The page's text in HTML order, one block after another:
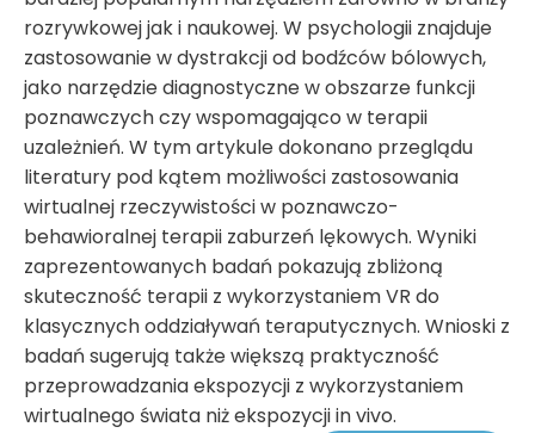
rozrywkowej jak i naukowej. W psychologii znajduje
zastosowanie w dystrakcji od bodźców bólowych,
jako narzędzie diagnostyczne w obszarze funkcji
poznawczych czy wspomagająco w terapii
uzależnień. W tym artykule dokonano przeglądu
literatury pod kątem możliwości zastosowania
wirtualnej rzeczywistości w poznawczo-
behawioralnej terapii zaburzeń lękowych. Wyniki
zaprezentowanych badań pokazują zbliżoną
skuteczność terapii z wykorzystaniem VR do
klasycznych oddziaływań teraputycznych. Wnioski z
badań sugerują także większą praktyczność
przeprowadzania ekspozycji z wykorzystaniem
wirtualnego świata niż ekspozycji in vivo.